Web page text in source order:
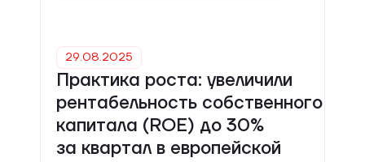
29.08.2025
Практика роста: увеличили
рентабельность собственного
капитала (ROE) до 30%
за квартал в европейской